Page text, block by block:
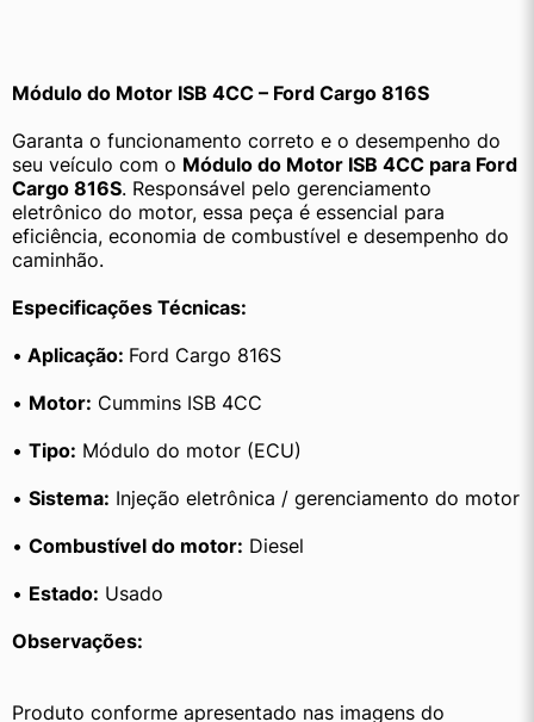
Módulo do Motor ISB 4CC – Ford Cargo 816S
Garanta o funcionamento correto e o desempenho do
seu veículo com o Módulo do Motor ISB 4CC para Ford
Cargo 816S. Responsável pelo gerenciamento
eletrônico do motor, essa peça é essencial para
eficiência, economia de combustível e desempenho do
caminhão.
Especificações Técnicas:
• Aplicação: Ford Cargo 816S
• Motor: Cummins ISB 4CC
• Tipo: Módulo do motor (ECU)
• Sistema: Injeção eletrônica / gerenciamento do motor
• Combustível do motor: Diesel
• Estado: Usado
Observações:
Produto conforme apresentado nas imagens do